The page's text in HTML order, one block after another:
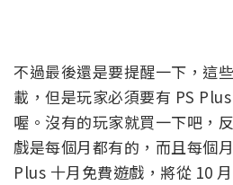
不過最後還是要提醒一下，這
載，但是玩家必須要有 PS
喔。沒有的玩家就買一下吧，
戲是每個月都有的，而且每個
Plus 十月免費遊戲，將從 10